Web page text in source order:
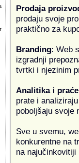
Prodaja
prodaju svoje
praktično za
Branding: Web
izgradnji
tvrtki i njezinim
Analitika i
prate i
poboljšaju svoje
Sve u svemu,
konkurentne na
na najučinkovitiji